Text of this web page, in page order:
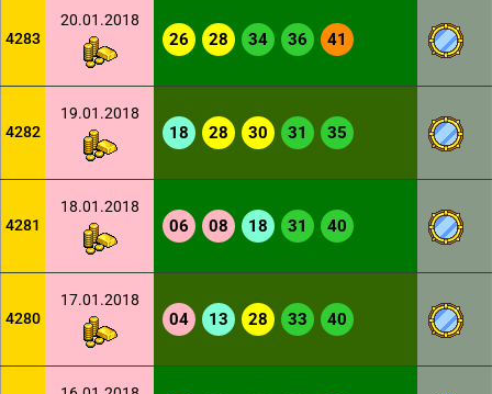
4283
20.01.2018
26 28 34 36 41
4282
19.01.2018
18 28 30 31 35
4281
18.01.2018
06 08 18 31 40
4280
17.01.2018
04 13 28 33 40